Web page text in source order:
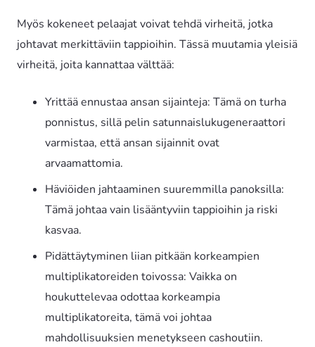
Myös kokeneet pelaajat voivat tehdä virheitä, jotka
johtavat merkittäviin tappioihin. Tässä muutamia yleisiä
virheitä, joita kannattaa välttää:
Yrittää ennustaa ansan sijainteja: Tämä on turha
ponnistus, sillä pelin satunnaislukugeneraattori
varmistaa, että ansan sijainnit ovat
arvaamattomia.
Häviöiden jahtaaminen suuremmilla panoksilla:
Tämä johtaa vain lisääntyviin tappioihin ja riski
kasvaa.
Pidättäytyminen liian pitkään korkeampien
multiplikatoreiden toivossa: Vaikka on
houkuttelevaa odottaa korkeampia
multiplikatoreita, tämä voi johtaa
mahdollisuuksien menetykseen cashoutiin.